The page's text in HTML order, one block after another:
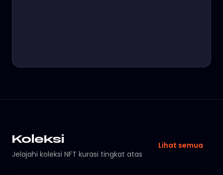
Koleksi
Jelajahi koleksi NFT kurasi tingkat atas
Lihat semua